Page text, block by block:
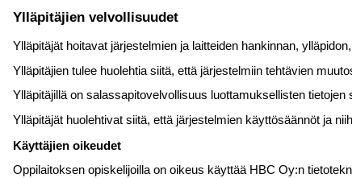
Ylläpitäjien velvollisuudet
Ylläpitäjät hoitavat järjestelmien ja laitteiden hankinnan,
Ylläpitäjien tulee huolehtia siitä, että järjestelmiin tehtävien
Ylläpitäjillä on salassapitovelvollisuus luottamuksellisten tietojen
Ylläpitäjät huolehtivat siitä, että järjestelmien käyttösäännöt ja
Käyttäjien oikeudet
Oppilaitoksen opiskelijoilla on oikeus käyttää HBC Oy:n